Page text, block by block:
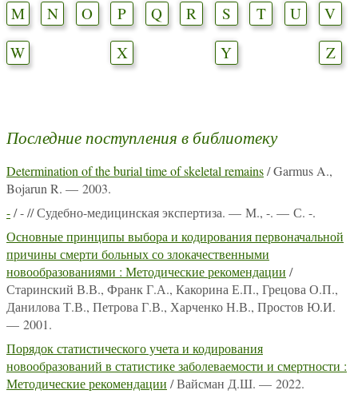
M
N O P Q R S T U
V
W
X Y Z
Последние поступления в библиотеку
Determination of the burial time of skeletal remains/ Garmus A.,
Bojarun R. — 2003.
-/ - // Судебно-медицинская экспертиза. — М., -. — С. -.
Основные принципы выбора и кодирования первоначальной
причины смерти больных со злокачественными
новообразованиями : Методические рекомендации /
Старинский В.В., Франк Г.А., Какорина Е.П., Грецова О.П.,
Данилова Т.В., Петрова Г.В., Харченко Н.В., Простов Ю.И.
— 2001.
Порядок статистического учета и кодирования
новообразований в статистике заболеваемости и смертности :
Методические рекомендации / Вайсман Д.Ш. — 2022.